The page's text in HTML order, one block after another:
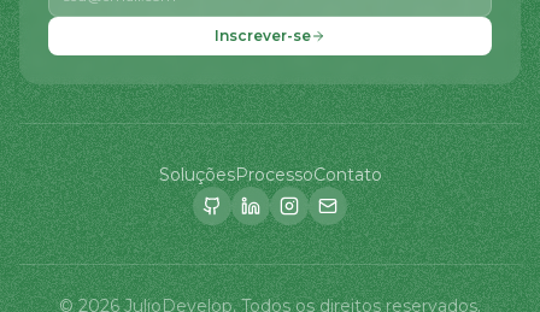
Inscrever-se
SoluçõesProcessoContato
©2026JulioDevelop.Todos os direitos reservados.